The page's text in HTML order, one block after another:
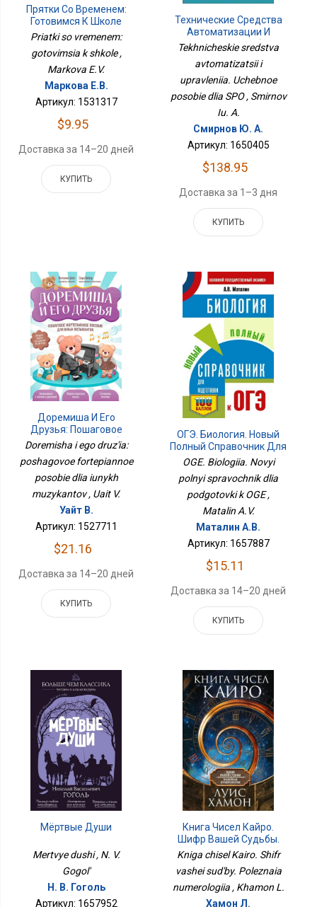
Прятки Со Временем:
Готовимся К Школе
Priatki so vremenem:
gotovimsia k shkole ,
Markova E.V.
Маркова Е.В.
Артикул: 1531317
$9.95
Доставка за 14–20 дней
КУПИТЬ
Технические Средства
Автоматизации И
Управления. Учебное
Tekhnicheskie sredstva
avtomatizatsii i
upravleniia. Uchebnoe
posobie dlia SPO , Smirnov
Iu. A.
Смирнов Ю. А.
Артикул: 1650405
$138.95
Доставка за 1–3 дня
КУПИТЬ
Доремиша И Его
Друзья: Пошаговое
Фортепианное Пособие
Для Юных Музыкантов
Doremisha i ego druz'ia:
poshagovoe fortepiannoe
posobie dlia iunykh
muzykantov , Uait V.
Уайт В.
Артикул: 1527711
$21.16
Доставка за 14–20 дней
КУПИТЬ
ОГЭ. Биология. Новый
Полный Справочник Для
Подготовки К ОГЭ
OGE. Biologiia. Novyi
polnyi spravochnik dlia
podgotovki k OGE ,
Matalin A.V.
Маталин А.В.
Артикул: 1657887
$15.11
Доставка за 14–20 дней
КУПИТЬ
Мёртвые Души
Mertvye dushi , N. V.
Gogol'
Н. В. Гоголь
Артикул: 1657952
Книга Чисел Кайро.
Шифр Вашей Судьбы.
Полезная Нумерология
Kniga chisel Kairo. Shifr
vashei sud'by. Poleznaia
numerologiia , Khamon L.
Хамон Л.